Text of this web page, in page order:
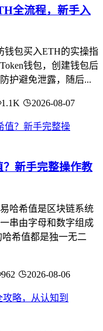
全流程，新手入
钱包买入ETH的实操指
钱包，创建钱包后
护避免泄露，随后...
1.1K 2026-08-07
新手完整操作教
哈希值是区块链系统
串由字母和数字组成
希值都是独一无二
962 2026-08-06